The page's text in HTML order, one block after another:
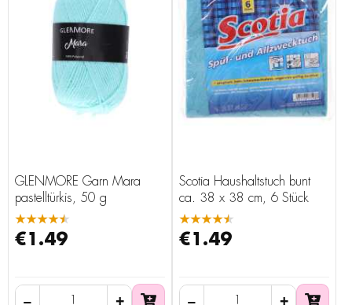
GLENMORE Garn Mara
pastelltürkis, 50 g
★★★★★
€1.49
Scotia Haushaltstuch bunt
ca. 38 x 38 cm, 6 Stück
★★★★★
€1.49